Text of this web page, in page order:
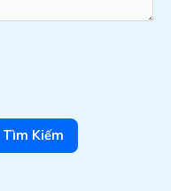
Tìm Kiếm